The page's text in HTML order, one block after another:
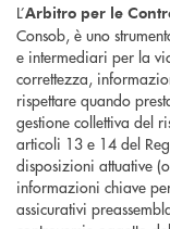
L’Arbitro per le
Consob, è uno
e intermediari per la
correttezza,
rispettare quando
gestione collettiva del
articoli 13 e 14 del
disposizioni attuative
informazioni chiave
assicurativi